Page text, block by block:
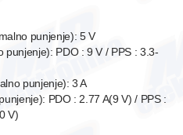
punjenje): 5 V
punjenje): PDO : 9 V / PPS : 3.3-
punjenje): 3 A
PDO : 2.77 A(9 V) / PPS :
V)